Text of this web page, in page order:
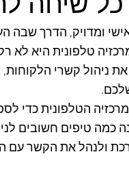
ומדויק, הדרך
טלפונית היא לא
ניהול קשרי הלקוחות,
הטלפונית כדי
כמה טיפים חשובים
ולנהל את הקשר עם